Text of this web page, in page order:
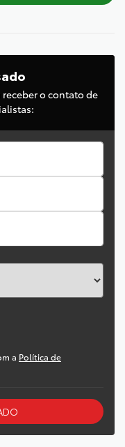
o contato de
a Política de